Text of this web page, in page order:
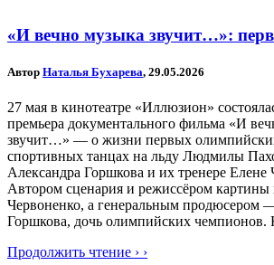
«И вечно музыка звучит…»:
Автор Наталья Бухарева, 29.05.2026
27 мая в кинотеатре «Иллюзион»
премьера документального фильма «И
звучит…» — о жизни первых
спортивных танцах на льду Людмилы
Александра Горшкова и их тренере Елене
Автором сценария и режиссёром картины
Червоненко, а генеральным
Горшкова, дочь олимпийских чемпионов.
Продолжить чтение › ›